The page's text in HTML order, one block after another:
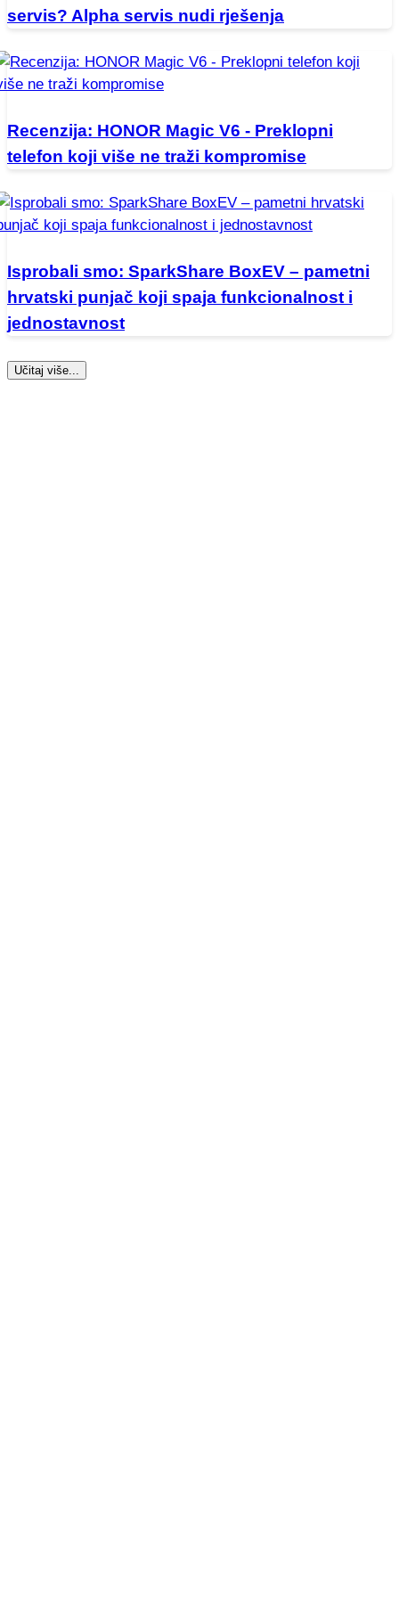
servis? Alpha servis nudi rješenja
Recenzija: HONOR Magic V6 - Preklopni
telefon koji više ne traži kompromise
Isprobali smo: SparkShare BoxEV – pametni
hrvatski punjač koji spaja funkcionalnost i
jednostavnost
Učitaj više...